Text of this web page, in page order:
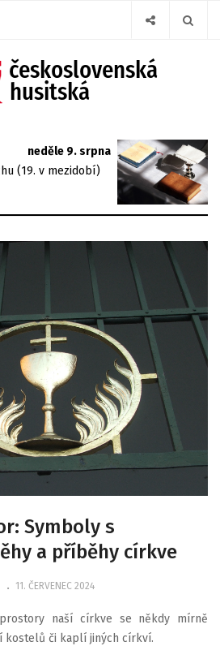
neděle 9. srpna
(19. v mezidobí)
Symboly s
a příběhy církve
11. ČERVENEC 2024
naší církve se někdy mírně
kostelů či kaplí jiných církví.